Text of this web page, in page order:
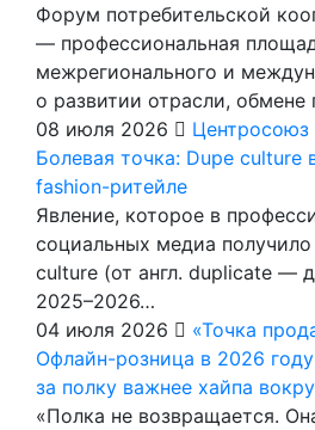
Форум потребительской
— профессиональная
межрегионального и
о развитии отрасли,
08 июля 2026
Болевая точка: Dupe culture
fashion-ритейле
Явление, которое в
социальных медиа получило
culture (от англ. duplicate —
2025–2026…
04 июля 2026
«Точка
Офлайн-розница в 2026
за полку важнее хайпа
«Полка не возвращается.